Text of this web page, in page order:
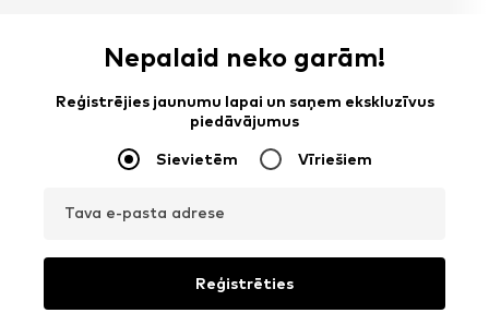
Nepalaid neko garām!
Reģistrējies jaunumu lapai un saņem ekskluzīvus
piedāvājumus
Sievietēm Vīriešiem
Tava e-pasta adrese
Reģistrēties